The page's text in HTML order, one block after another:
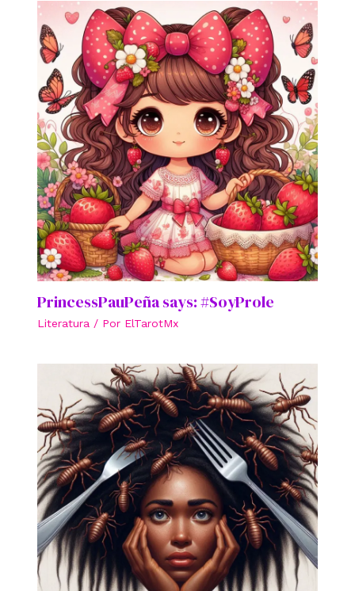
PrincessPauPeña says: #SoyProle
Literatura / Por ElTarotMx